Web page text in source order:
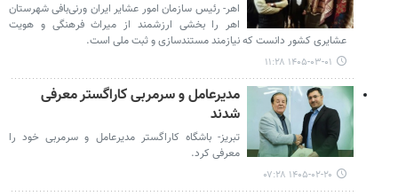
اهر- رئیس سازمان امور عشایر ایران ورنی‌بافی شهرستان
اهر را بخشی ارزشمند از میراث فرهنگی و هویت
عشایری کشور دانست که نیازمند مستندسازی و ثبت ملی است.
۱۴۰۵-۰۳-۰۱ ۱۱:۲۸
مدیرعامل و سرمربی کاراگستر معرفی
شدند
تبریز- باشگاه کاراگستر مدیرعامل و سرمربی خود را
معرفی کرد.
۱۴۰۵-۰۲-۲۰ ۰۷:۲۸